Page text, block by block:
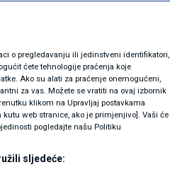
o pregledavanju ili jedinstveni identifikatori,
ćete tehnologije praćenja koje
Ako su alati za praćenje onemogućeni,
za vas. Možete se vratiti na ovaj izbornik
klikom na Upravljaj postavkama
web stranice, ako je primjenjivo]. Vaši će
pogledajte našu Politiku
sljedeće: